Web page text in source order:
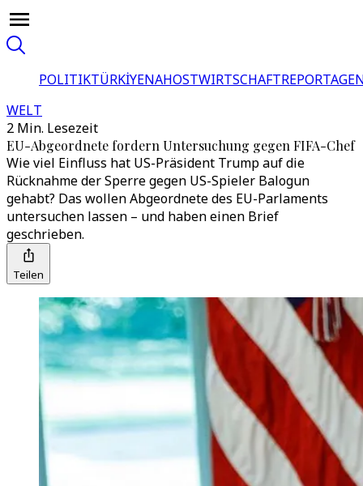
POLITIKTÜRKİYENAHOSTWIRTSCHAFT
WELT
2 Min. Lesezeit
EU-Abgeordnete fordern Untersuchung gegen FIFA-Chef
Wie viel Einfluss hat US-Präsident Trump auf die
Rücknahme der Sperre gegen US-Spieler Balogun
gehabt? Das wollen Abgeordnete des EU-Parlaments
untersuchen lassen – und haben einen Brief
geschrieben.
Teilen